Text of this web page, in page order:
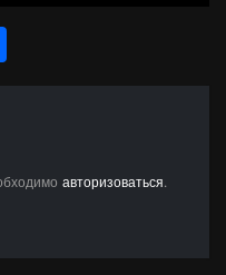
авторизоваться.